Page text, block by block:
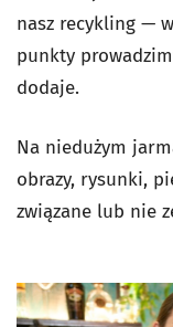
nasz recykling —
punkty
dodaje.
Na niedużym
obrazy, rysunki,
związane lub nie